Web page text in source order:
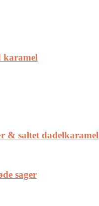
karamel
& saltet dadelkaramel
sager